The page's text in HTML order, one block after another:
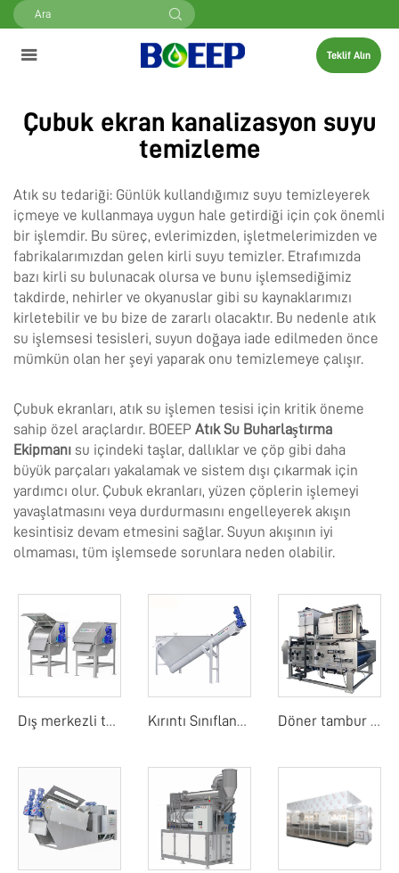
Teklif Alın
Çubuk ekran kanalizasyon suyu
temizleme
Atık su tedariği: Günlük kullandığımız suyu temizleyerek
içmeye ve kullanmaya uygun hale getirdiği için çok önemli
bir işlemdir. Bu süreç, evlerimizden, işletmelerimizden ve
fabrikalarımızdan gelen kirli suyu temizler. Etrafımızda
bazı kirli su bulunacak olursa ve bunu işlemsediğimiz
takdirde, nehirler ve okyanuslar gibi su kaynaklarımızı
kirletebilir ve bu bize de zararlı olacaktır. Bu nedenle atık
su işlemsesi tesisleri, suyun doğaya iade edilmeden önce
mümkün olan her şeyi yaparak onu temizlemeye çalışır.
Çubuk ekranları, atık su işlemen tesisi için kritik öneme
sahip özel araçlardır. BOEEP Atık Su Buharlaştırma
Ekipmanı su içindeki taşlar, dallıklar ve çöp gibi daha
büyük parçaları yakalamak ve sistem dışı çıkarmak için
yardımcı olur. Çubuk ekranları, yüzen çöplerin işlemeyi
yavaşlatmasını veya durdurmasını engelleyerek akışın
kesintisiz devam etmesini sağlar. Suyun akışının iyi
olmaması, tüm işlemsede sorunlara neden olabilir.
Dış merkezli tambur ekranı Kırıntı Sınıflandırıcı Döner tambur bant filtre basıncı